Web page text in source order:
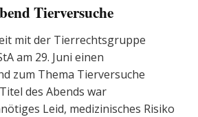
Tierversuche
mit der Tierrechtsgruppe
am 29. Juni einen
zum Thema Tierversuche
des Abends war
Leid, medizinisches Risiko